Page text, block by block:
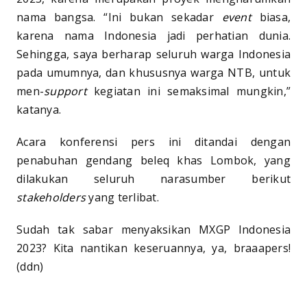
nama bangsa. “Ini bukan sekadar eventbiasa,
karena nama Indonesia jadi perhatian dunia.
Sehingga, saya berharap seluruh warga Indonesia
pada umumnya, dan khususnya warga NTB, untuk
men-supportkegiatan ini semaksimal mungkin,”
katanya.
Acara konferensi pers ini ditandai dengan
penabuhan gendang beleq khas Lombok, yang
dilakukan seluruh narasumber berikut
stakeholdersyang terlibat.
Sudah tak sabar menyaksikan MXGP Indonesia
2023? Kita nantikan keseruannya, ya, braaapers!
(ddn)